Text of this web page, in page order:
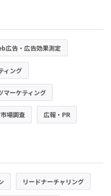
広告・広告効果測定
ィング
マーケティング
場調査 広報・PR
リードナーチャリング